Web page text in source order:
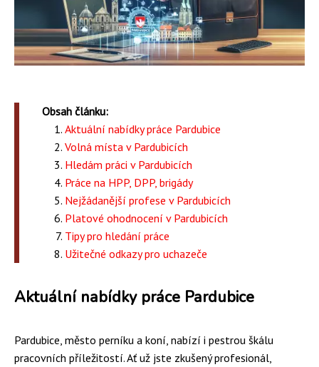
Obsah článku:
Aktuální nabídky práce Pardubice
Volná místa v Pardubicích
Hledám práci v Pardubicích
Práce na HPP, DPP, brigády
Nejžádanější profese v Pardubicích
Platové ohodnocení v Pardubicích
Tipy pro hledání práce
Užitečné odkazy pro uchazeče
Aktuální nabídky práce Pardubice
Pardubice, město perníku a koní, nabízí i pestrou škálu
pracovních příležitostí. Ať už jste zkušený profesionál,